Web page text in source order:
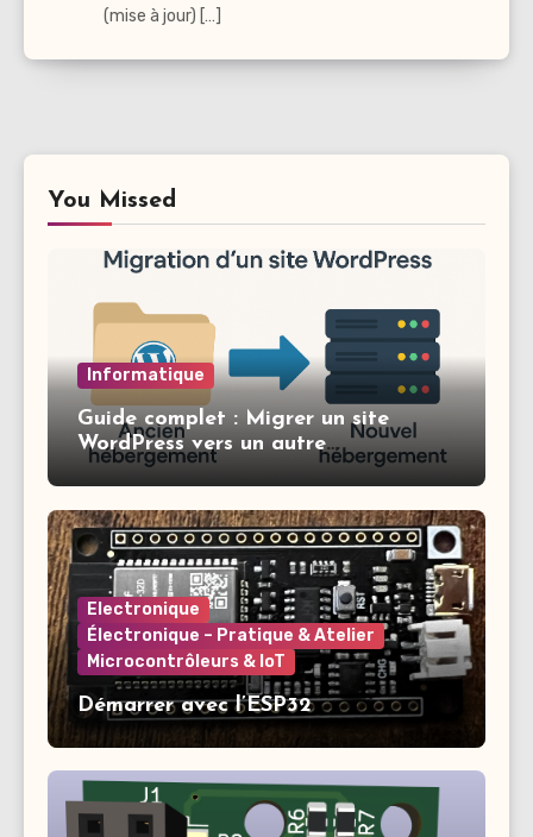
(mise à jour) […]
You Missed
Informatique
Guide complet : Migrer un site
WordPress vers un autre
hébergement
Electronique
Électronique – Pratique & Atelier
Microcontrôleurs & IoT
Démarrer avec l’ESP32